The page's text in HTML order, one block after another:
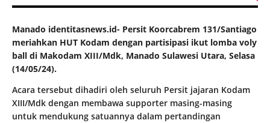
Manado identitasnews.id- Persit Koorcabrem 131/Santiago
meriahkan HUT Kodam dengan partisipasi ikut lomba voly
ball di Makodam XIII/Mdk, Manado Sulawesi Utara, Selasa
(14/05/24).
Acara tersebut dihadiri oleh seluruh Persit jajaran Kodam
XIII/Mdk dengan membawa supporter masing-masing
untuk mendukung satuannya dalam pertandingan